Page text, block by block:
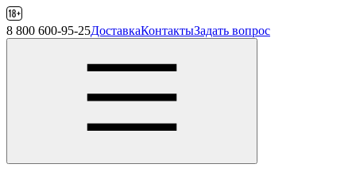
8 800 600-95-25ДоставкаКонтактыЗадать вопрос